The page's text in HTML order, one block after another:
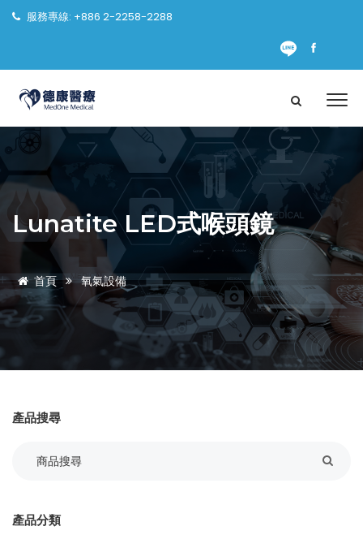
服務專線: +886 2-2258-2288
Lunatite LED式喉頭鏡
首頁 氧氣設備
產品搜尋
產品分類